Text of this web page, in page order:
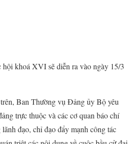
khoá XVI sẽ diễn ra vào ngày 15/3
Ban Thường vụ Đảng ủy Bộ yêu
trực thuộc và các cơ quan báo chí
đạo, chỉ đạo đẩy mạnh công tác